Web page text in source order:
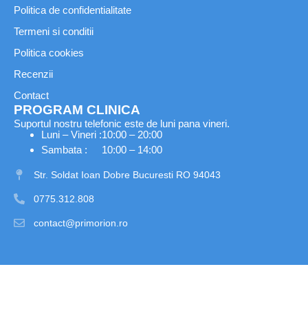
Politica de confidentialitate
Termeni si conditii
Politica cookies
Recenzii
Contact
PROGRAM CLINICA
Suportul nostru telefonic este de luni pana vineri.
Luni – Vineri :
Sambata :
10:00 – 20:00
10:00 – 14:00
Str. Soldat Ioan Dobre Bucuresti RO 94043
0775.312.808
contact@primorion.ro